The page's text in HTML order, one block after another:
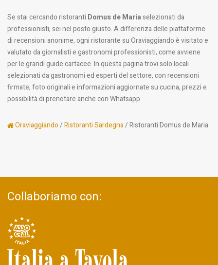
Se stai cercando ristoranti Domus de Mariaselezionati da
professionisti, sei nel posto giusto. A differenza delle piattaforme
di recensioni anonime, ogni ristorante su Oraviaggiando è visitato e
valutato da giornalisti e gastronomi professionisti, come avviene
per le grandi guide cartacee. In questa pagina trovi solo locali
selezionati da gastronomi ed esperti del settore, con recensioni
firmate, foto originali e informazioni aggiornate su cucina, prezzi e
possibilità di prenotare anche con Whatsapp.
Oraviaggiando/Ristoranti Sardegna/ Ristoranti Domus de Maria
Collaboriamo con: